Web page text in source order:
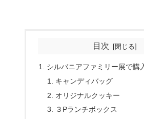
目次
シルバニアファミリー展で
キャンディバッグ
オリジナルクッキー
３Pランチボックス